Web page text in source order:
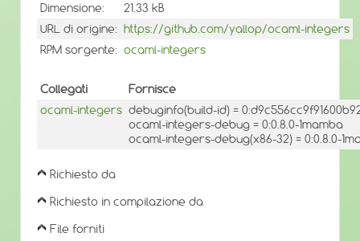
Dimensione:
21.33 kB
URL di origine: https://github.com/yallop/ocaml-integers
RPM sorgente: ocaml-integers
Collegati
Fornisce
ocaml-integers debuginfo(build-id) =
ocaml-integers-debug = 0:0.8.0-1mamba
ocaml-integers-debug(x86-32) = 0:0.8.0-
Richiesto da
Richiesto in compilazione da
File forniti